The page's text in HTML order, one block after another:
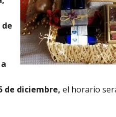
de diciembre, el horario